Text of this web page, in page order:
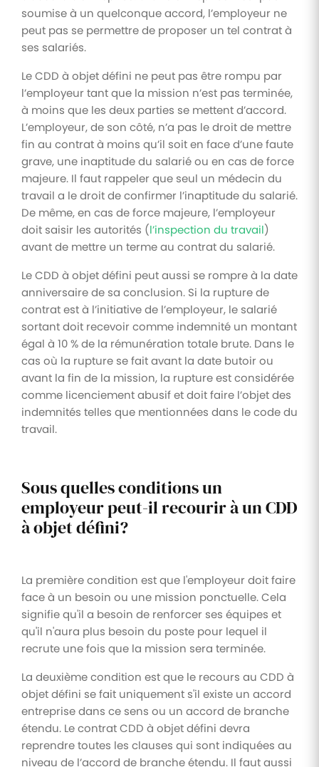
soumise à un quelconque accord, l’employeur ne
peut pas se permettre de proposer un tel contrat à
ses salariés.
Le CDD à objet défini ne peut pas être rompu par
l’employeur tant que la mission n’est pas terminée,
à moins que les deux parties se mettent d’accord.
L’employeur, de son côté, n’a pas le droit de mettre
fin au contrat à moins qu’il soit en face d’une faute
grave, une inaptitude du salarié ou en cas de force
majeure. Il faut rappeler que seul un médecin du
travail a le droit de confirmer l’inaptitude du salarié.
De même, en cas de force majeure, l’employeur
doit saisir les autorités (l’inspection du travail)
avant de mettre un terme au contrat du salarié.
Le CDD à objet défini peut aussi se rompre à la date
anniversaire de sa conclusion. Si la rupture de
contrat est à l’initiative de l’employeur, le salarié
sortant doit recevoir comme indemnité un montant
égal à 10 % de la rémunération totale brute. Dans le
cas où la rupture se fait avant la date butoir ou
avant la fin de la mission, la rupture est considérée
comme licenciement abusif et doit faire l’objet des
indemnités telles que mentionnées dans le code du
travail.
Sous quelles conditions un
employeur peut-il recourir à un CDD
à objet défini?
La première condition est que l'employeur doit faire
face à un besoin ou une mission ponctuelle. Cela
signifie qu'il a besoin de renforcer ses équipes et
qu'il n'aura plus besoin du poste pour lequel il
recrute une fois que la mission sera terminée.
La deuxième condition est que le recours au CDD à
objet défini se fait uniquement s'il existe un accord
entreprise dans ce sens ou un accord de branche
étendu. Le contrat CDD à objet défini devra
reprendre toutes les clauses qui sont indiquées au
niveau de l’accord de branche étendu. Il faut aussi